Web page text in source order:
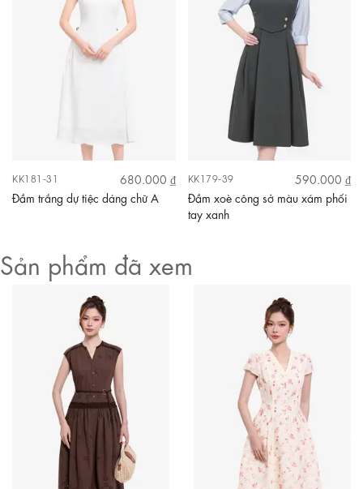
KK181-31
680.000 ₫
Đầm trắng dự tiệc dáng chữ A
KK179-39
590.000 ₫
Đầm xoè công sở màu xám phối
tay xanh
Sản phẩm đã xem